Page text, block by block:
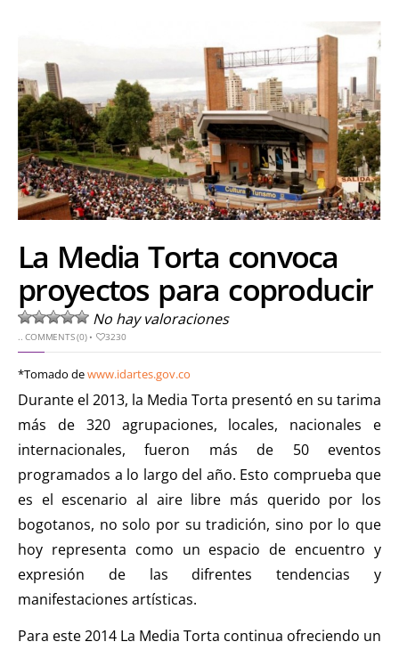
La Media Torta convoca
proyectos para coproducir
No hay valoraciones
..COMMENTS (0)• 3230
*Tomado dewww.idartes.gov.co
Durante el 2013, la Media Torta presentó en su tarima
más de 320 agrupaciones, locales, nacionales e
internacionales, fueron más de 50 eventos
programados a lo largo del año. Esto comprueba que
es el escenario al aire libre más querido por los
bogotanos, no solo por su tradición, sino por lo que
hoy representa como un espacio de encuentro y
expresión de las difrentes tendencias y
manifestaciones artísticas.
Para este 2014 La Media Torta continua ofreciendo un